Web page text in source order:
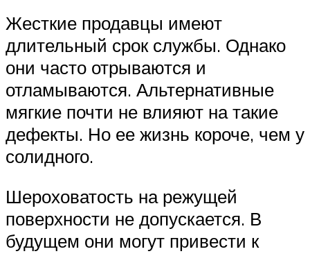
Жесткие продавцы имеют
длительный срок службы. Однако
они часто отрываются и
отламываются. Альтернативные
мягкие почти не влияют на такие
дефекты. Но ее жизнь короче, чем у
солидного.
Шероховатость на режущей
поверхности не допускается. В
будущем они могут привести к